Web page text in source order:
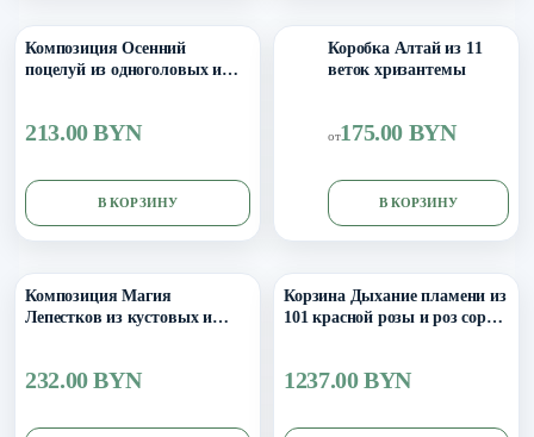
Композиция Осенний
поцелуй из одноголовых и
213.00 BYN
В КОРЗИНУ
Коробка Алтай из 11
веток хризантемы
от175.00 BYN
В КОРЗИНУ
Композиция Магия
Лепестков из кустовых и
232.00 BYN
Корзина Дыхание пламени из
101 красной розы и роз сорта
1237.00 BYN